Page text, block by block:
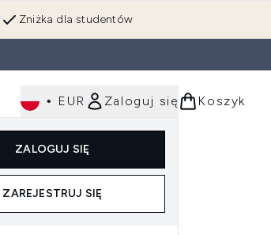
Zniżka dla studentów
• EUR Zaloguj się
ZALOGUJ SIĘ
ZAREJESTRUJ SIĘ
Koszyk
Wejdź do podmenu (Włosy) Wejdź do podmenu (Narzędzia)
Dla mężczyzn